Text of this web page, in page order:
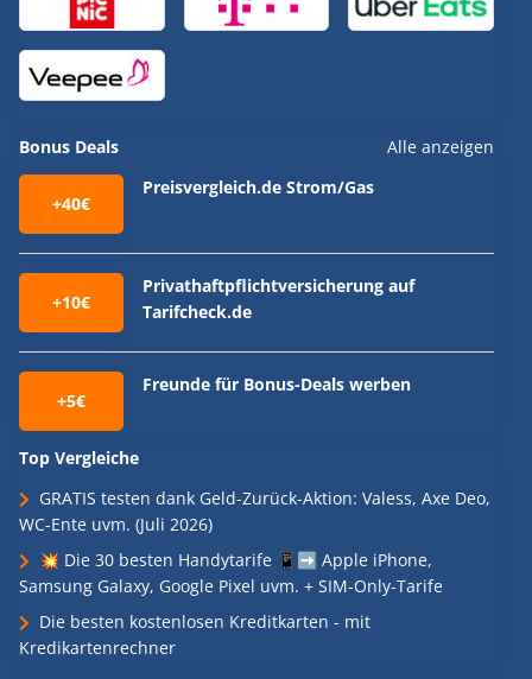
Bonus Deals Alle anzeigen
+40€
Preisvergleich.de Strom/Gas
+10€
Privathaftpflichtversicherung auf
Tarifcheck.de
+5€
Freunde für Bonus-Deals werben
Top Vergleiche
GRATIS testen dank Geld-Zurück-Aktion: Valess, Axe Deo,
WC-Ente uvm. (Juli 2026)
💥 Die 30 besten Handytarife 📱➡️ Apple iPhone,
Samsung Galaxy, Google Pixel uvm. + SIM-Only-Tarife
Die besten kostenlosen Kreditkarten - mit
Kredikartenrechner